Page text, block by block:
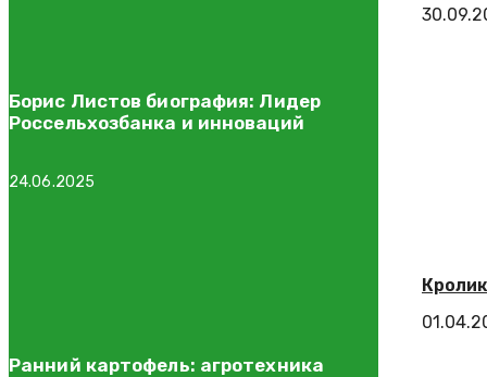
Борис Листов биография: Лидер
Россельхозбанка и инноваций
24.06.2025
Ранний картофель: агротехника